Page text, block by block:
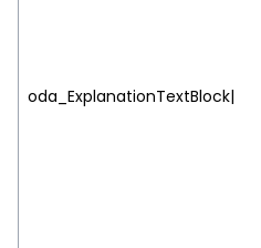
oda_ExplanationTextBlock|